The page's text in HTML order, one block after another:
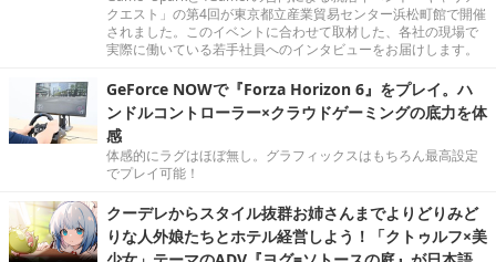
クエスト」の第4回が東京都立産業貿易センター浜松町館で開催
されました。このイベントに合わせて取材した、各社の現場で
実際に働いている若手社員へのインタビューをお届けします。
GeForce NOWで『Forza Horizon 6』をプレイ。ハ
ンドルコントローラー×クラウドゲーミングの底力を体
感
体感的にラグはほぼ無し。グラフィックスはもちろん最高設定
でプレイ可能！
クーデレからスタイル抜群お姉さんまでよりどりみど
りな人外娘たちとホテル経営しよう！「クトゥルフ×美